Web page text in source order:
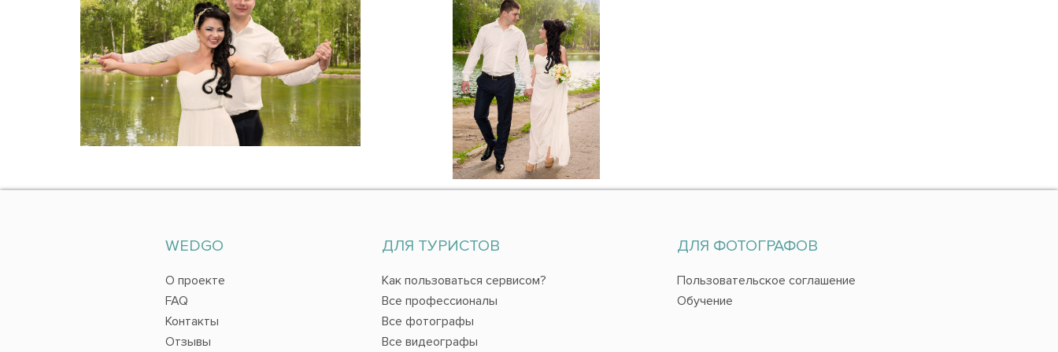
WEDGO
О проекте
FAQ
Контакты
Отзывы
ДЛЯ ТУРИСТОВ
Как пользоваться сервисом?
Все профессионалы
Все фотографы
Все видеографы
ДЛЯ ФОТОГРАФОВ
Пользовательское соглашение
Обучение